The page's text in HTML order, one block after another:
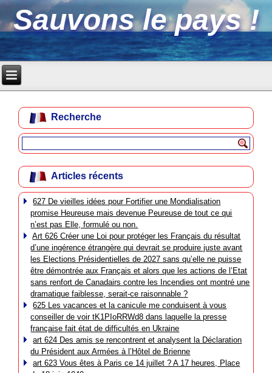
Sauvons le pays !
Recherche
Articles récents
627 De vieilles idées pour Fortifier une Mondialisation
promise Heureuse mais devenue Peureuse de tout ce qui
n’est pas Elle, formulé ou non.
Art 626 Créer une Loi pour protéger les Français du résultat
d’une ingérence étrangère qui devrait se produire juste avant
les Elections Présidentielles de 2027 sans qu’elle ne puisse
être démontrée aux Français et alors que les actions de l’Etat
sans renfort de Canadairs contre les Incendies ont montré une
dramatique faiblesse, serait-ce raisonnable ?
625 Les vacances et la canicule me conduisent à vous
conseiller de voir tK1PIoRRWd8 dans laquelle la presse
française fait état de difficultés en Ukraine
art 624 Des amis se rencontrent et analysent la Déclaration
du Président aux Armées à l’Hôtel de Brienne
art 623 Vous êtes à Paris ce 14 juillet ? A 17 heures, Place